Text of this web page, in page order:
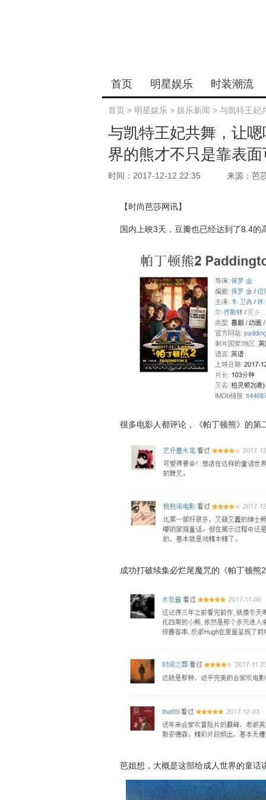
首页 明星娱乐 时装潮流
首页 > 明星娱乐 > 娱乐新闻 > 与凯特王妃
与凯特王妃共舞，让
界的熊才不只是靠表
时间：2017-12-12 22:35 来源：芭
【时尚芭莎网讯】
国内上映3天，豆瓣也已经达到了8.4
很多电影人都评论，《帕丁顿熊》的第
成功打破续集必烂尾魔咒的《帕丁顿
芭姐想，大概是这部给成人世界的童话